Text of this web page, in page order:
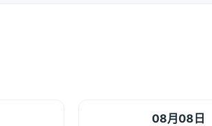
08月08日